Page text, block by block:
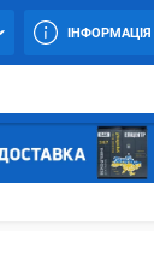
ІНФОРМАЦІЯ